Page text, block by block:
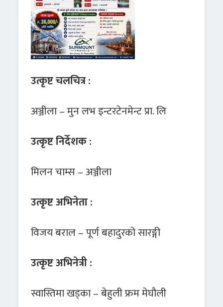
उत्कृष्ट चलचित्र :
अञ्जीला – मुन लभ इन्टरटेनमेन्ट प्रा. लि
उत्कृष्ट निर्देशक :
मिलन चाम्स – अञ्जीला
उत्कृष्ट अभिनेता :
विजय बराल – पूर्ण बहादुरको सारङ्गी
उत्कृष्ट अभिनेत्री :
स्वास्तिमा खड्का – बेहुली फ्रम मेघौली